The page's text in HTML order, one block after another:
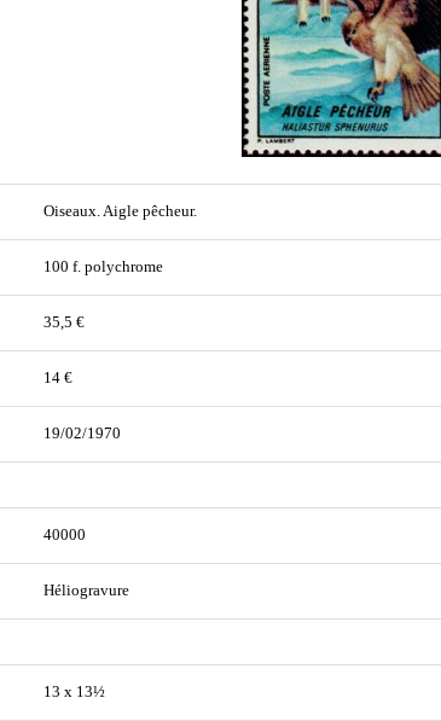
Oiseaux. Aigle pêcheur.
100 f. polychrome
35,5 €
14 €
19/02/1970
40000
Héliogravure
13 x 13½